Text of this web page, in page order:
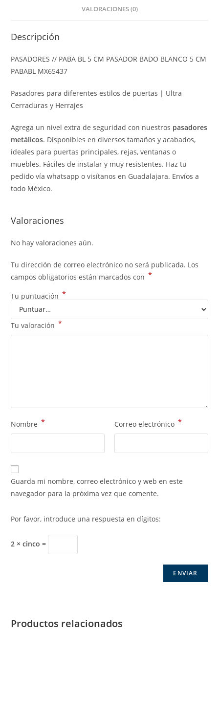
VALORACIONES (0)
Descripción
PASADORES // PABA BL 5 CM PASADOR BADO BLANCO 5 CM
PABABL MX65437
Pasadores para diferentes estilos de puertas | Ultra
Cerraduras y Herrajes
Agrega un nivel extra de seguridad con nuestros pasadores
metálicos. Disponibles en diversos tamaños y acabados,
ideales para puertas principales, rejas, ventanas o
muebles. Fáciles de instalar y muy resistentes. Haz tu
pedido vía whatsapp o visítanos en Guadalajara. Envíos a
todo México.
Valoraciones
No hay valoraciones aún.
Tu dirección de correo electrónico no será publicada. Los
campos obligatorios están marcados con *
Tu puntuación *
Tu valoración *
Nombre * Correo electrónico *
Guarda mi nombre, correo electrónico y web en este
navegador para la próxima vez que comente.
Por favor, introduce una respuesta en dígitos:
2 × cinco =
Productos relacionados